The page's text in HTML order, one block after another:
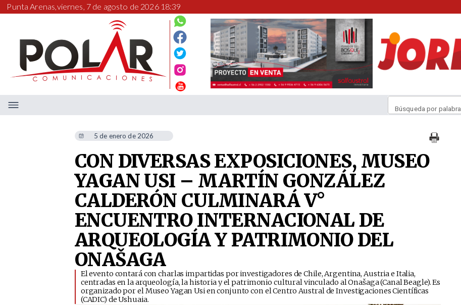
Punta Arenas,viernes, 7 de agosto de 2026 18:39
Búsqueda por palabra
5 de enero de 2026
CON DIVERSAS EXPOSICIONES, MUSEO
YAGAN USI – MARTÍN GONZÁLEZ
CALDERÓN CULMINARÁ V°
ENCUENTRO INTERNACIONAL DE
ARQUEOLOGÍA Y PATRIMONIO DEL
ONAŠAGA
​El evento contará con charlas impartidas por investigadores de Chile, Argentina, Austria e Italia,
centradas en la arqueología, la historia y el patrimonio cultural vinculado al Onašaga (Canal Beagle). Es
organizado por el Museo Yagan Usi en conjunto con el Centro Austral de Investigaciones Científicas
(CADIC) de Ushuaia.